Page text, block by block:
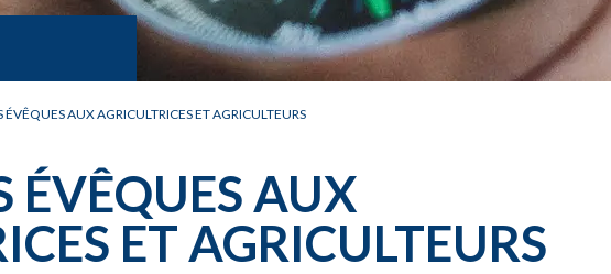
CARNET OFFICIEL
ÉVÊQUES AUX AGRICULTRICES ET AGRICULTEURS
ÉVÊQUES AUX
ET AGRICULTEURS